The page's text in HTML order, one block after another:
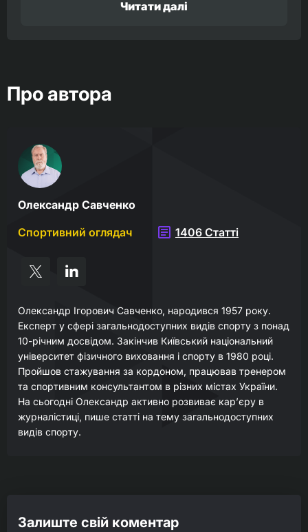
Читати далі
Про автора
Олександр Савченко
Спортивний оглядач
1406 Статті
Олександр Ігорович Савченко, народився 1957 року.
Експерт у сфері загальнодоступних видів спорту з понад
10-річним досвідом. Закінчив Київський національний
університет фізичного виховання і спорту в 1980 році.
Пройшов стажування за кордоном, працював тренером
та спортивним консультантом в різних містах України.
На сьогодні Олександр активно розвиває кар’єру в
журналістиці, пише статті на тему загальнодоступних
видів спорту.
Залиште свій коментар